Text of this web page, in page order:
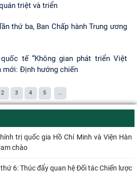
triệt và triển
thứ ba, Ban Chấp hành Trung ương
tế “Không gian phát triển Việt
mới: Định hướng chiến
2 3 4 5 ...
trị quốc gia Hồ Chí Minh và Viện Hàn
chào
6: Thúc đẩy quan hệ Đối tác Chiến lược